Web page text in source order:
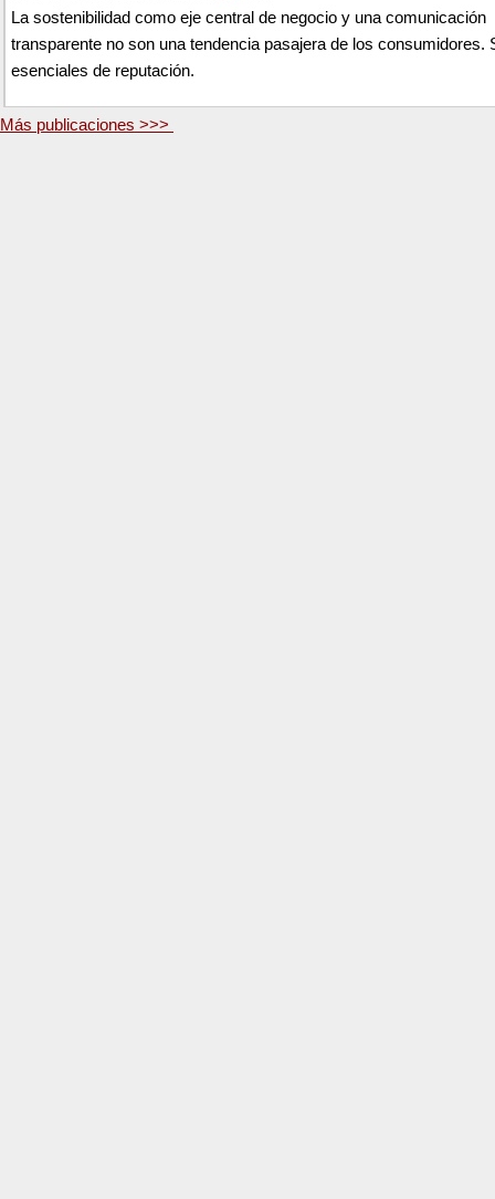
La sostenibilidad como eje central de negocio y una comunicación
transparente no son una tendencia pasajera de los consumidores.
esenciales de reputación.
Más publicaciones >>>